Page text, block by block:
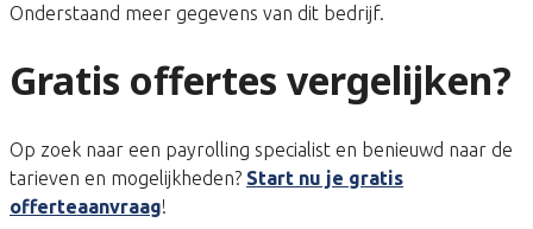
Onderstaand meer gegevens van dit bedrijf.
Gratis offertes vergelijken?
Op zoek naar een payrolling specialist en benieuwd naar de
tarieven en mogelijkheden? Start nu je gratis
offerteaanvraag!